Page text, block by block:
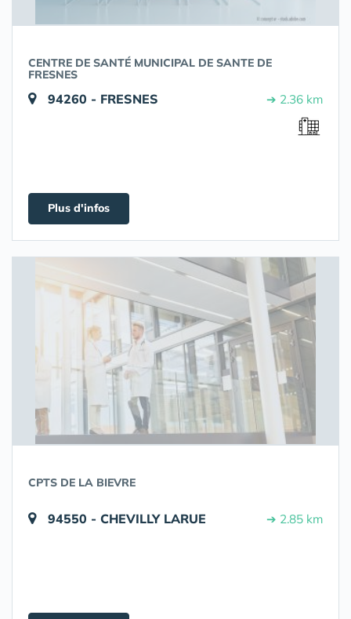
CENTRE DE SANTÉ MUNICIPAL DE SANTE DE
FRESNES
94260 - FRESNES ➔ 2.36 km
Plus d'infos
CPTS DE LA BIEVRE
94550 - CHEVILLY LARUE ➔ 2.85 km